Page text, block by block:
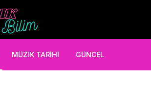
MÜZIK TARIHI GÜNCEL